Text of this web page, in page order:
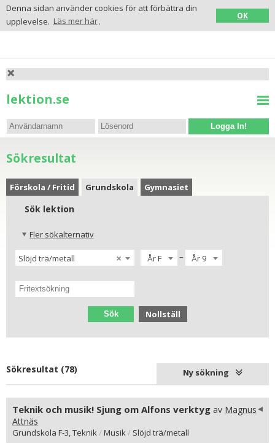
Denna sidan använder cookies för att förbättra din
upplevelse. Läs mer här.
OK
lektion.se
Logga In!
Sökresultat
Förskola / Fritid Grundskola Gymnasiet
Sök lektion
Fler sökalternativ
×
Slöjd trä/metall År F – År 9
Sök Nollställ
Sökresultat (78) Ny sökning
Teknik och musik! Sjung om Alfons verktyg av Magnus
Attnäs
Grundskola F-3, Teknik/Musik/ Slöjd trä/metall